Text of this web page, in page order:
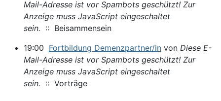
Mail-Adresse ist vor Spambots geschützt! Zur
Anzeige muss JavaScript eingeschaltet
sein. :: Beisammensein
19:00 Fortbildung Demenzpartner/in von Diese E-
Mail-Adresse ist vor Spambots geschützt! Zur
Anzeige muss JavaScript eingeschaltet
sein. :: Vorträge